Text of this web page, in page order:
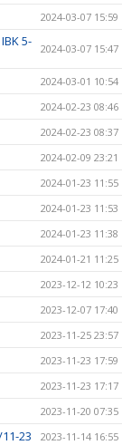
2024-03-07 15:59
5-
2024-03-07 15:47
2024-03-01 10:54
2024-02-23 08:46
2024-02-23 08:37
2024-02-09 23:21
2024-01-23 11:55
2024-01-23 11:53
2024-01-23 11:38
2024-01-21 11:25
2023-12-12 10:23
2023-12-07 17:40
2023-11-25 23:57
2023-11-23 17:59
2023-11-23 17:17
2023-11-20 07:35
23 2023-11-14 16:55